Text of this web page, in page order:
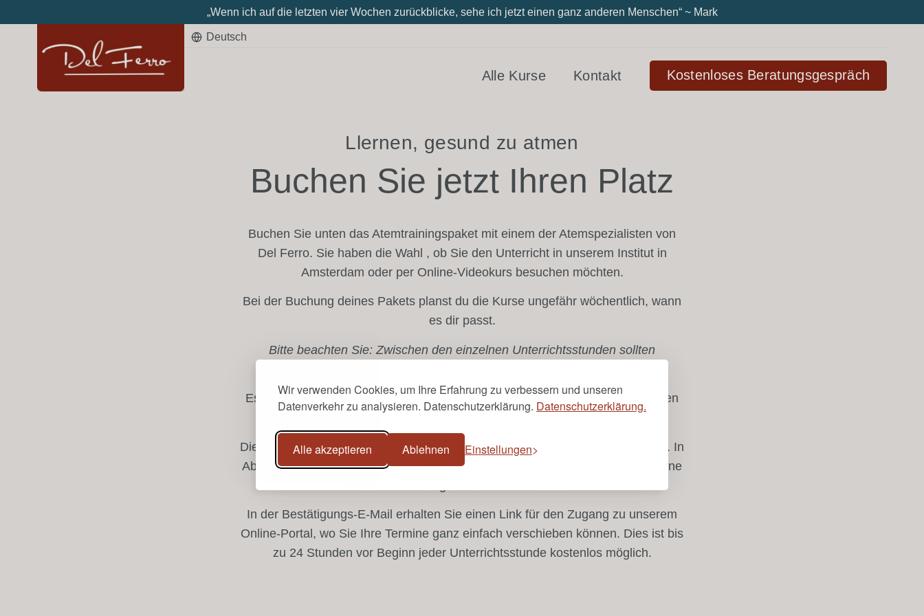
Wir verwenden Cookies, um Ihre Erfahrung zu verbessern und unseren
Datenverkehr zu analysieren. Datenschutzerklärung. Datenschutzerklärung.
Alle akzeptieren Ablehnen Einstellungen
„Wenn ich auf die letzten vier Wochen zurückblicke, sehe ich jetzt einen ganz anderen Menschen“ ~ Mark
Deutsch
Alle Kurse Kontakt Kostenloses Beratungsgespräch
Llernen, gesund zu atmen
Buchen Sie jetzt Ihren Platz
Buchen Sie unten das Atemtrainingspaket mit einem der Atemspezialisten von
Del Ferro. Sie haben die Wahl , ob Sie den Unterricht in unserem Institut in
Amsterdam oder per Online-Videokurs besuchen möchten.
Bei der Buchung deines Pakets planst du die Kurse ungefähr wöchentlich, wann
es dir passt.
Bitte beachten Sie: Zwischen den einzelnen Unterrichtsstunden sollten
Es ist möglich, dass Ihr Atemtherapeut vorschlägt, die letzten beiden Sitzungen
auf einen späteren Zeitpunkt zu verschieben.
Die Nachsorgekurse planen Sie etwa 3 bis 6 Wochen nach Ihrem vierten Kurs. In
Absprache mit Ihrem Atemtherapeuten kann entschieden werden, diese Termine
In der Bestätigungs-E-Mail erhalten Sie einen Link für den Zugang zu unserem
Online-Portal, wo Sie Ihre Termine ganz einfach verschieben können. Dies ist bis
zu 24 Stunden vor Beginn jeder Unterrichtsstunde kostenlos möglich.